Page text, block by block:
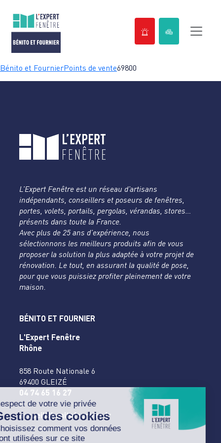
Passer
Bénito et FournierPoints de vente69800
L’Expert Fenêtre est un réseau d’artisans
indépendants, conseillers et poseurs de fenêtres,
portes, volets, portails, pergolas, vérandas, stores…
présents dans toute la France.
Avec plus de 25 ans d’expérience, nous
sélectionnons les meilleurs produits afin de vous
proposer la solution la plus adaptée à votre projet de
rénovation. Le tout, en assurant la qualité de pose,
pour que vous puissiez profiter pleinement de votre
maison.
BÉNITO ET FOURNIER
L'Expert Fenêtre
Rhône
858 Route Nationale 6
69400 GLEIZÉ
04 74 65 16 27
accueil@benitofournier.fr